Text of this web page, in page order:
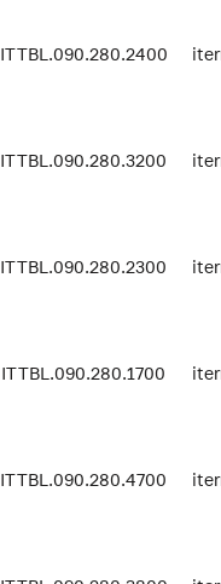
ITTBL.090.280.2400
ITTBL.090.280.3200
ITTBL.090.280.2300
ITTBL.090.280.1700
ITTBL.090.280.4700